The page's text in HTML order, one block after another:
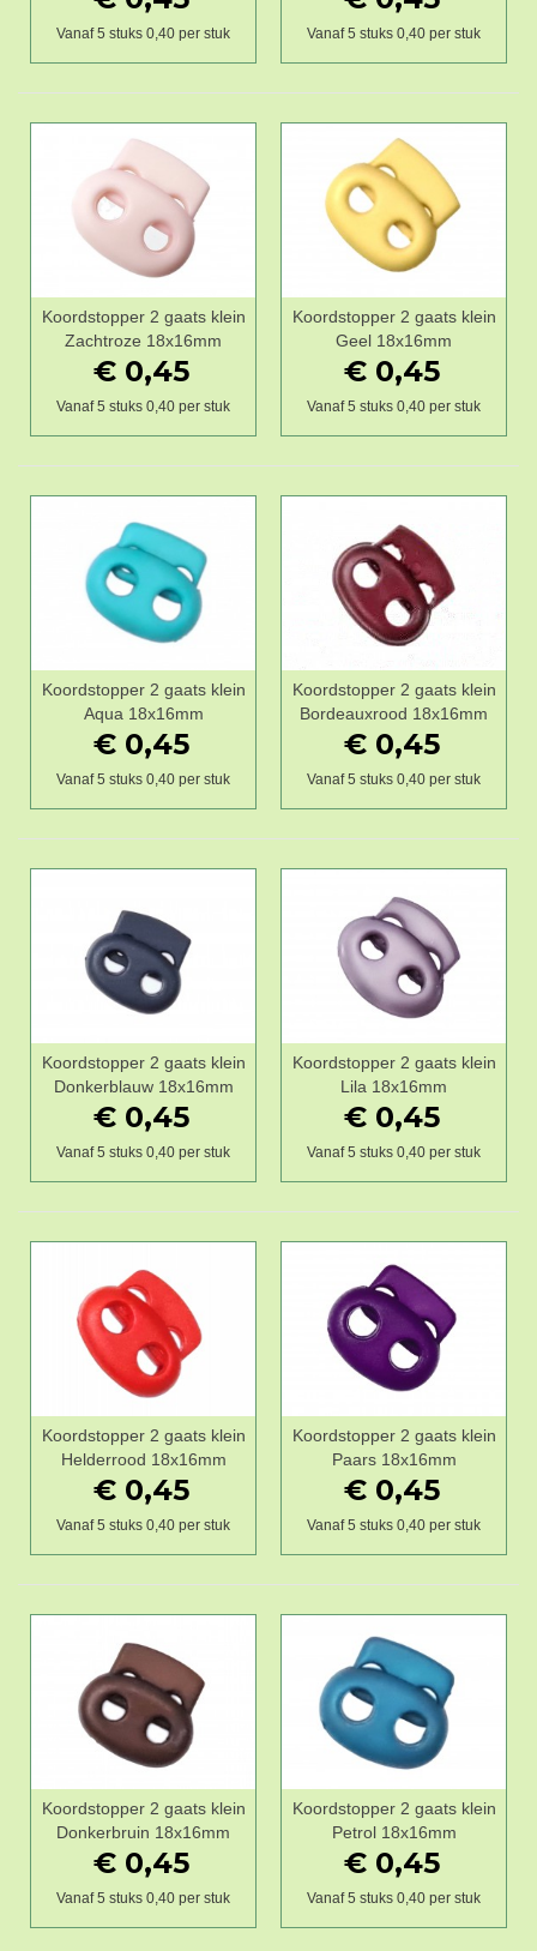
Vanaf 5 stuks 0,40 per stuk Vanaf 5 stuks 0,40 per stuk
Koordstopper 2 gaats klein
Zachtroze 18x16mm
€ 0,45
Vanaf 5 stuks 0,40 per stuk
Koordstopper 2 gaats klein
Geel 18x16mm
€ 0,45
Vanaf 5 stuks 0,40 per stuk
Koordstopper 2 gaats klein
Aqua 18x16mm
€ 0,45
Vanaf 5 stuks 0,40 per stuk
Koordstopper 2 gaats klein
Bordeauxrood 18x16mm
€ 0,45
Vanaf 5 stuks 0,40 per stuk
Koordstopper 2 gaats klein
Donkerblauw 18x16mm
€ 0,45
Vanaf 5 stuks 0,40 per stuk
Koordstopper 2 gaats klein
Lila 18x16mm
€ 0,45
Vanaf 5 stuks 0,40 per stuk
Koordstopper 2 gaats klein
Helderrood 18x16mm
€ 0,45
Vanaf 5 stuks 0,40 per stuk
Koordstopper 2 gaats klein
Paars 18x16mm
€ 0,45
Vanaf 5 stuks 0,40 per stuk
Koordstopper 2 gaats klein
Donkerbruin 18x16mm
€ 0,45
Vanaf 5 stuks 0,40 per stuk
Koordstopper 2 gaats klein
Petrol 18x16mm
€ 0,45
Vanaf 5 stuks 0,40 per stuk